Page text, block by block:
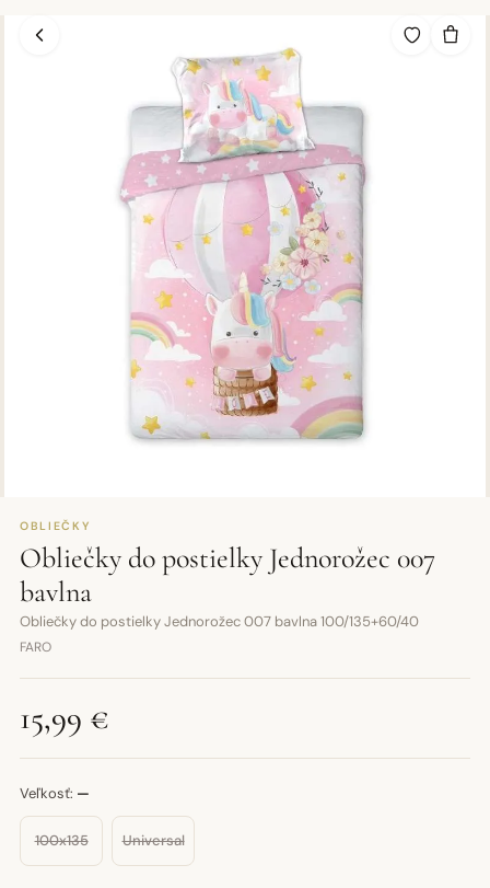
OBLIEČKY
Obliečky do postielky Jednorožec 007
bavlna
Obliečky do postielky Jednorožec 007 bavlna 100/135+60/40
FARO
15,99 €
Veľkosť: —
100x135 Universal